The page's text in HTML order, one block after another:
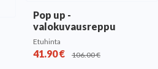
Pop up -
valokuvausreppu
Etuhinta
41.90€ 106.00€